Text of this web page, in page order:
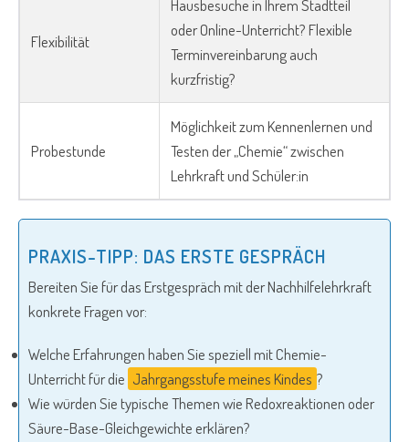
Flexibilität
Hausbesuche in Ihrem Stadtteil
oder Online-Unterricht? Flexible
Terminvereinbarung auch
kurzfristig?
Probestunde
Möglichkeit zum Kennenlernen und
Testen der „Chemie“ zwischen
Lehrkraft und Schüler:in
PRAXIS-TIPP: DAS ERSTE GESPRÄCH
Bereiten Sie für das Erstgespräch mit der Nachhilfelehrkraft
konkrete Fragen vor:
Welche Erfahrungen haben Sie speziell mit Chemie-
Unterricht für die Jahrgangsstufe meines Kindes ?
Wie würden Sie typische Themen wie Redoxreaktionen oder
Säure-Base-Gleichgewichte erklären?